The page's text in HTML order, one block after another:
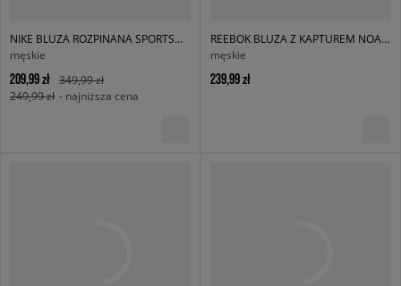
NIKE BLUZA ROZPINANA SPORTSWEAR CLUB FLEECE
męskie
209,99 zł
349,99 zł
249,99 zł - najniższa cena
REEBOK BLUZA Z KAPTUREM NOAH SMALL LOGO
męskie
239,99 zł